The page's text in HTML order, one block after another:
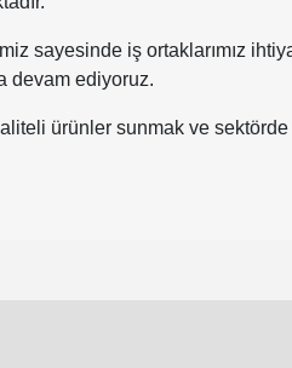
sayesinde iş ortaklarımız
devam ediyoruz.
ürünler sunmak ve